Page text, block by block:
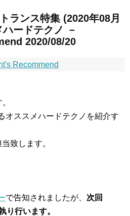
ランス特集 (2020年08月
ードテクノ －
2020/08/20
Recommend
オススメハードテクノを紹介す
致します。
で告知されましたが、 次回
り行います。